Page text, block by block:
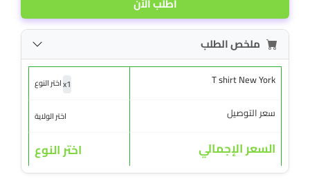
ملخص الطلب
T shirt New York
x1 اختر النوع
سعر التوصيل اختر الولاية
السعر الإجمالي اختر النوع